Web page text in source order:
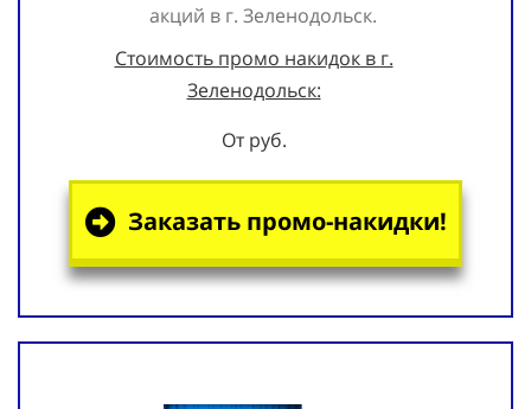
акций в г. Зеленодольск.
Стоимость промо накидок в г.
Зеленодольск:
От руб.
Заказать промо-накидки!